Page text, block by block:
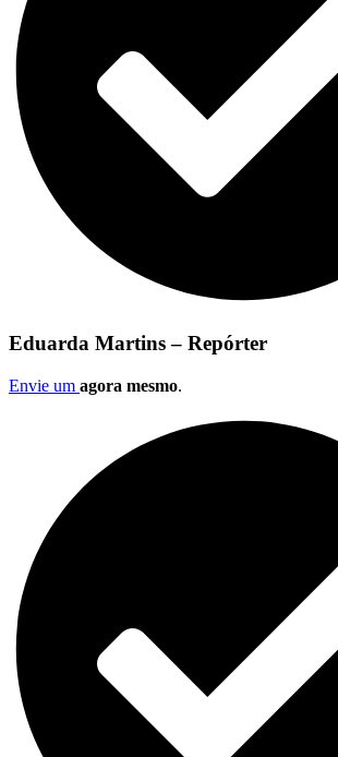
Eduarda Martins – Repórter
Envie um agora mesmo.